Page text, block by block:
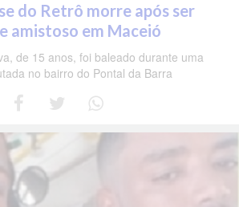
do Retrô morre após ser
amistoso em Maceió
de 15 anos, foi baleado durante uma
no bairro do Pontal da Barra